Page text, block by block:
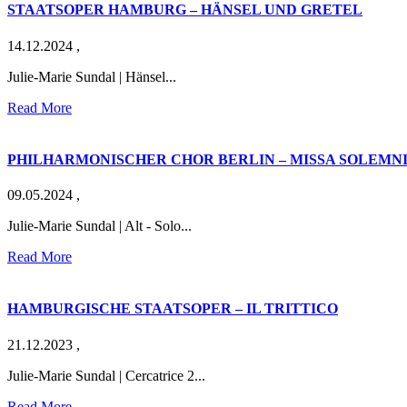
STAATSOPER HAMBURG – HÄNSEL UND GRETEL
14.12.2024 ,
Julie-Marie Sundal | Hänsel...
Read More
PHILHARMONISCHER CHOR BERLIN – MISSA
09.05.2024 ,
Julie-Marie Sundal | Alt - Solo...
Read More
HAMBURGISCHE STAATSOPER – IL TRITTICO
21.12.2023 ,
Julie-Marie Sundal | Cercatrice 2...